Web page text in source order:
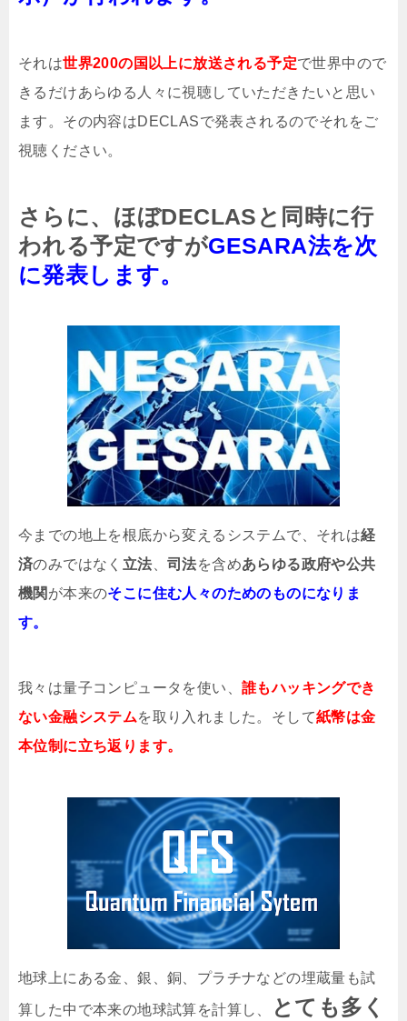
それは世界200の国以上に放送される予定で世界中ので
きるだけあらゆる人々に視聴していただきたいと思い
ます。その内容はDECLASで発表されるのでそれをご
視聴ください。
さらに、ほぼDECLASと同時に行
われる予定ですがGESARA法を次
に発表します。
今までの地上を根底から変えるシステムで、それは経
済のみではなく 立法 、司法を含めあらゆる政府や公共
機関 が本来のそこに住む人々のためのものになりま
す。
我々は量子コンピュータを使い、 誰もハッキングでき
ない金融システムを取り入れました。そして紙幣は金
本位制に立ち返ります。
地球上にある金、銀、銅、プラチナなどの埋蔵量も試
算した中で本来の地球試算を計算し、
とても多く